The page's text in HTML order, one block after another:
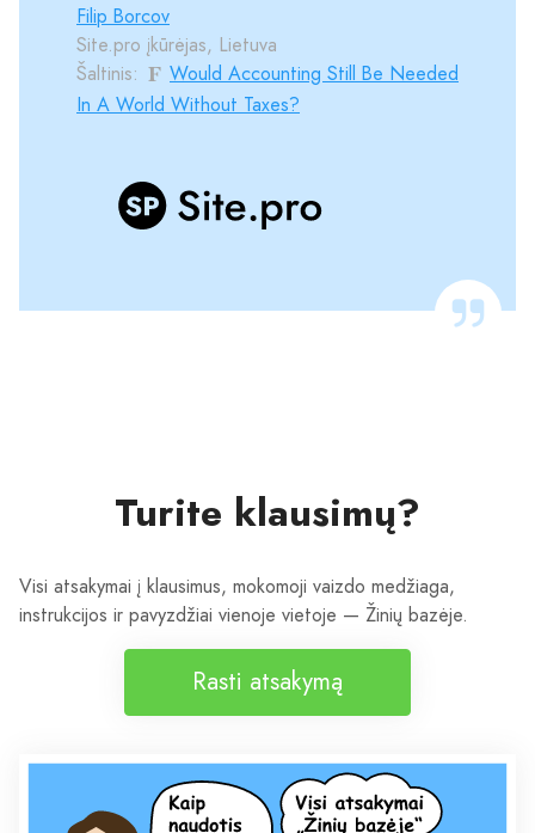
Filip Borcov
Site.pro įkūrėjas, Lietuva
Šaltinis:
Would Accounting Still Be Needed
In A World Without Taxes?
Turite klausimų?
Visi atsakymai į klausimus, mokomoji vaizdo medžiaga,
instrukcijos ir pavyzdžiai vienoje vietoje — Žinių bazėje.
Rasti atsakymą